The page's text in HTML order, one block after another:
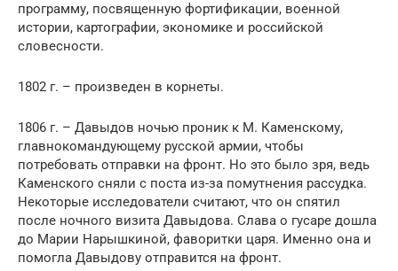
программу, посвященную фортификации, военной
истории, картографии, экономике и российской
словесности.
1802 г. – произведен в корнеты.
1806 г. – Давыдов ночью проник к М. Каменскому,
главнокомандующему русской армии, чтобы
потребовать отправки на фронт. Но это было зря, ведь
Каменского сняли с поста из-за помутнения рассудка.
Некоторые исследователи считают, что он спятил
после ночного визита Давыдова. Слава о гусаре дошла
до Марии Нарышкиной, фаворитки царя. Именно она и
помогла Давыдову отправится на фронт.